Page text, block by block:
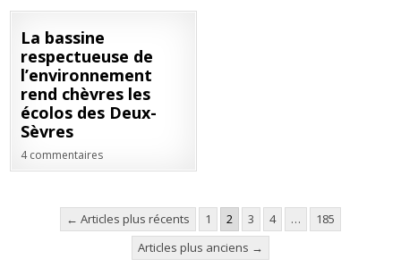
2021
La bassine
respectueuse de
l’environnement
rend chèvres les
écolos des Deux-
Sèvres
4 commentaires
Pagination
← Articles plus récents 1 2 3 4 …
185
Articles plus anciens →